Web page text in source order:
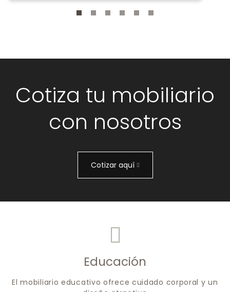
Cotiza tu mobiliario
con nosotros
Cotizar aquí
Educación
El mobiliario educativo ofrece cuidado corporal y un